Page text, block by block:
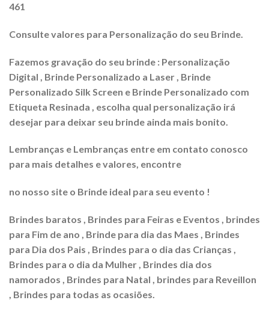
461
Consulte valores para Personalização do seu Brinde.
Fazemos gravação do seu brinde : Personalização
Digital , Brinde Personalizado a Laser , Brinde
Personalizado Silk Screen e Brinde Personalizado com
Etiqueta Resinada , escolha qual personalização irá
desejar para deixar seu brinde ainda mais bonito.
Lembranças e Lembranças entre em contato conosco
para mais detalhes e valores, encontre
no nosso site o Brinde ideal para seu evento !
Brindes baratos , Brindes para Feiras e Eventos , brindes
para Fim de ano , Brinde para dia das Maes , Brindes
para Dia dos Pais , Brindes para o dia das Crianças ,
Brindes para o dia da Mulher , Brindes dia dos
namorados , Brindes para Natal , brindes para Reveillon
, Brindes para todas as ocasiões.